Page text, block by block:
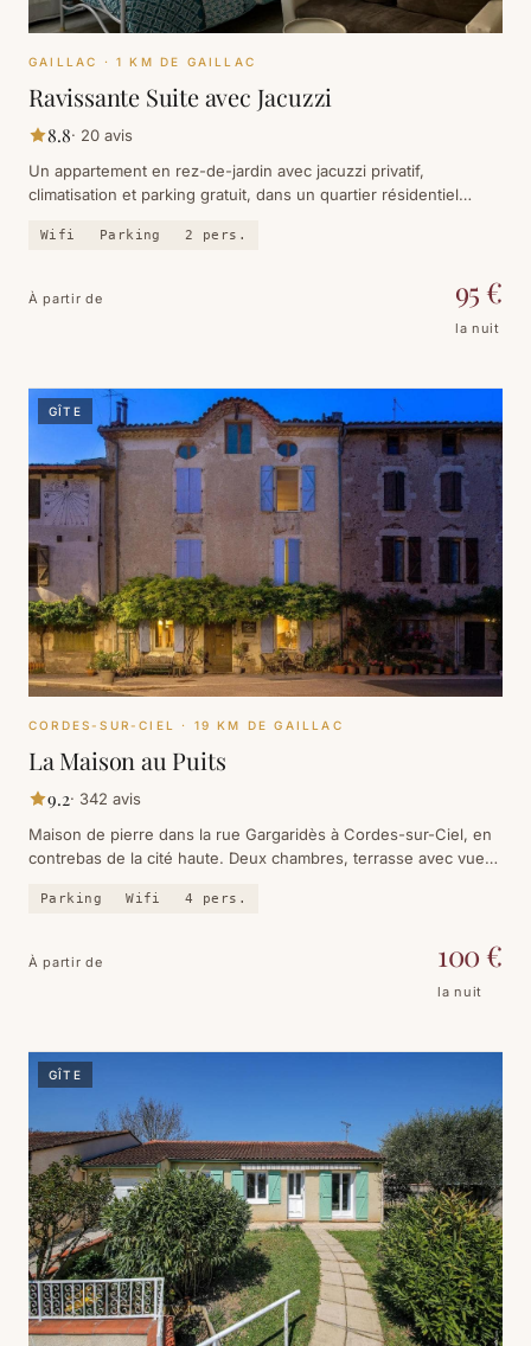
GAILLAC · 1 KM DE GAILLAC
Ravissante Suite avec Jacuzzi
8.8· 20 avis
Un appartement en rez-de-jardin avec jacuzzi privatif,
climatisation et parking gratuit, dans un quartier résidentiel
Wifi Parking 2 pers.
À partir de 95 €
la nuit
GÎTE
CORDES-SUR-CIEL · 19 KM DE GAILLAC
La Maison au Puits
9.2· 342 avis
Maison de pierre dans la rue Gargaridès à Cordes-sur-Ciel, en
contrebas de la cité haute. Deux chambres, terrasse avec vue
maison.
Parking Wifi 4 pers.
À partir de 100 €
la nuit
GÎTE